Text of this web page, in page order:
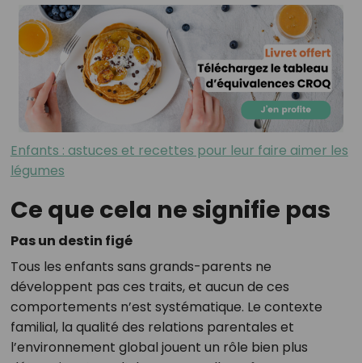
Enfants : astuces et recettes pour leur faire aimer les
légumes
Ce que cela ne signifie pas
Pas un destin figé
Tous les enfants sans grands-parents ne
développent pas ces traits, et aucun de ces
comportements n’est systématique. Le contexte
familial, la qualité des relations parentales et
l’environnement global jouent un rôle bien plus